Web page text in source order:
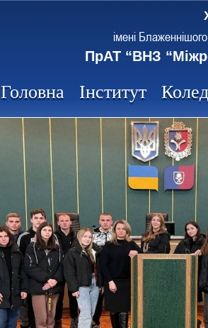
імені
ПрАТ “ВНЗ
Головна Інститут